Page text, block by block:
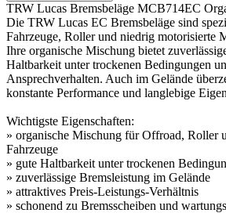
TRW Lucas Bremsbeläge MCB714EC
Die TRW Lucas EC Bremsbeläge sind
Fahrzeuge, Roller und niedrig motorisierte
Ihre organische Mischung bietet
Haltbarkeit unter trockenen Bedingungen
Ansprechverhalten. Auch im Gelände
konstante Performance und langlebige
Wichtigste Eigenschaften:
» organische Mischung für Offroad, Roller
Fahrzeuge
» gute Haltbarkeit unter trockenen
» zuverlässige Bremsleistung im Gelände
» attraktives Preis-Leistungs-Verhältnis
» schonend zu Bremsscheiben und